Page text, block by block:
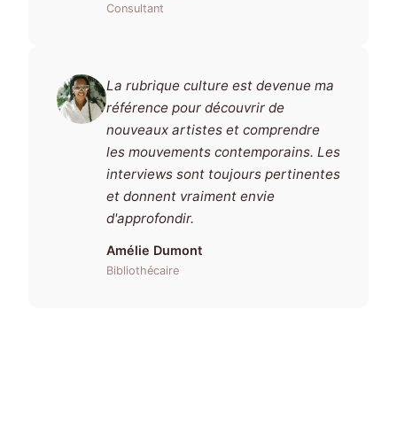
Consultant
La rubrique culture est devenue ma
référence pour découvrir de
nouveaux artistes et comprendre
les mouvements contemporains. Les
interviews sont toujours pertinentes
et donnent vraiment envie
d'approfondir.
Amélie Dumont
Bibliothécaire